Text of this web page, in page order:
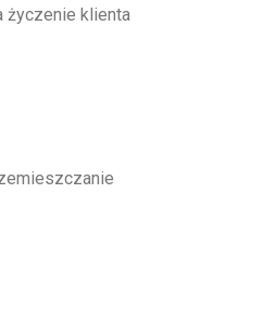
życzenie klienta